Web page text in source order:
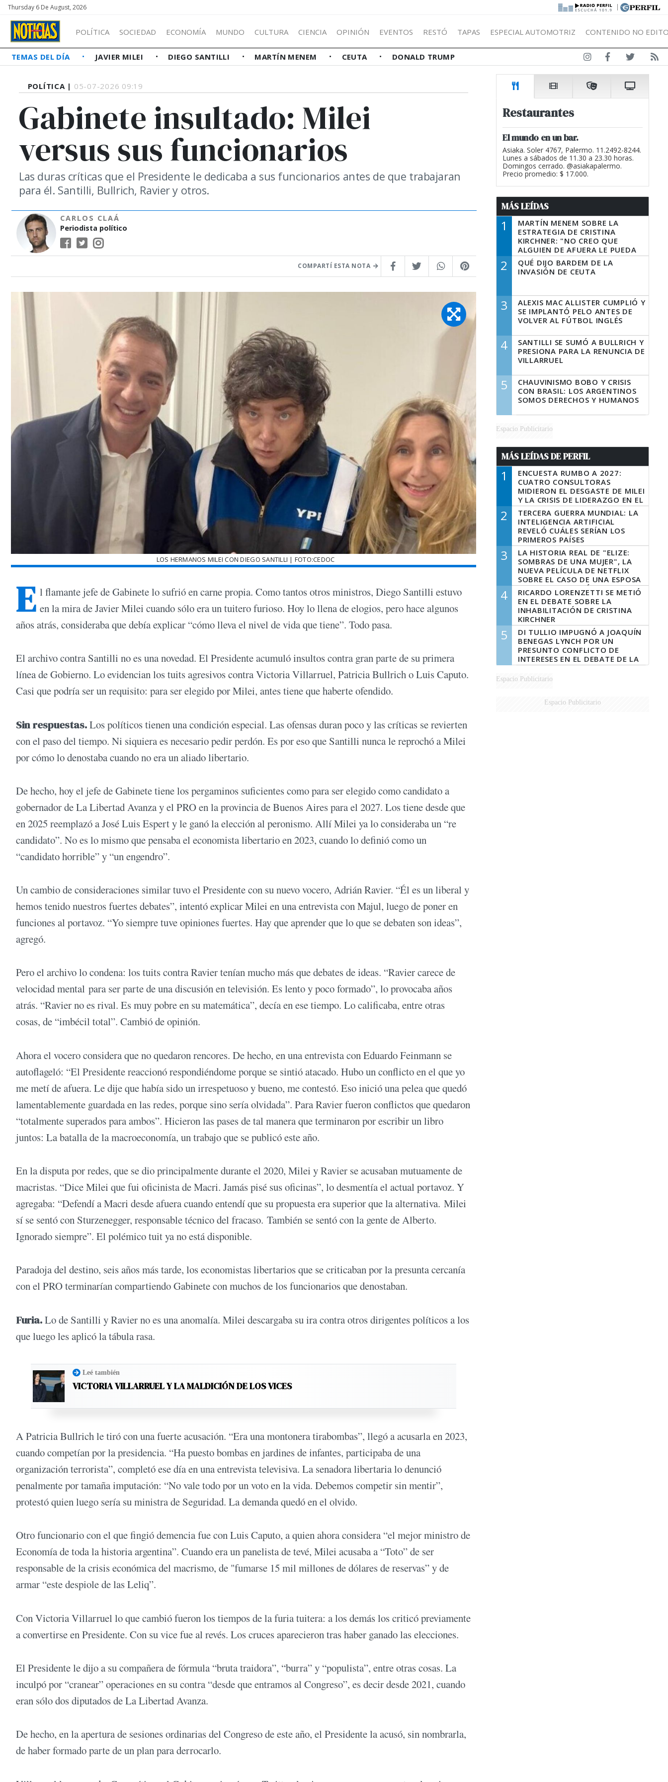
Thursday 6 De August, 2026 |
POLÍTICA SOCIEDAD ECONOMÍA MUNDO CULTURA CIENCIA OPINIÓN EVENTOS RESTÓ TAPAS ESPECIAL AUTOMOTRIZ CONTENIDO NO
TEMAS DEL DÍA JAVIER MILEI DIEGO SANTILLI MARTÍN MENEM CEUTA DONALD TRUMP
POLÍTICA | 05-07-2026 09:19
Gabinete insultado: Milei
versus sus funcionarios
Las duras críticas que el Presidente le dedicaba a sus funcionarios antes de que trabajaran
para él. Santilli, Bullrich, Ravier y otros.
CARLOS CLAÁ
Periodista político
COMPARTÍ ESTA NOTA
LOS HERMANOS MILEI CON DIEGO SANTILLI | FOTO:CEDOC
E l flamante jefe de Gabinete lo sufrió en carne propia. Como tantos otros ministros, Diego Santilli estuvo
en la mira de Javier Milei cuando sólo era un tuitero furioso. Hoy lo llena de elogios, pero hace algunos
años atrás, consideraba que debía explicar “cómo lleva el nivel de vida que tiene”. Todo pasa.
El archivo contra Santilli no es una novedad. El Presidente acumuló insultos contra gran parte de su primera
línea de Gobierno. Lo evidencian los tuits agresivos contra Victoria Villarruel, Patricia Bullrich o Luis Caputo.
Casi que podría ser un requisito: para ser elegido por Milei, antes tiene que haberte ofendido.
Sin respuestas.Los políticos tienen una condición especial. Las ofensas duran poco y las críticas se revierten
con el paso del tiempo. Ni siquiera es necesario pedir perdón. Es por eso que Santilli nunca le reprochó a Milei
por cómo lo denostaba cuando no era un aliado libertario.
De hecho, hoy el jefe de Gabinete tiene los pergaminos suficientes como para ser elegido como candidato a
gobernador de La Libertad Avanza y el PRO en la provincia de Buenos Aires para el 2027. Los tiene desde que
en 2025 reemplazó a José Luis Espert y le ganó la elección al peronismo. Allí Milei ya lo consideraba un “re
candidato”. No es lo mismo que pensaba el economista libertario en 2023, cuando lo definió como un
“candidato horrible” y “un engendro”.
Un cambio de consideraciones similar tuvo el Presidente con su nuevo vocero, Adrián Ravier. “Él es un liberal y
hemos tenido nuestros fuertes debates”, intentó explicar Milei en una entrevista con Majul, luego de poner en
funciones al portavoz. “Yo siempre tuve opiniones fuertes. Hay que aprender que lo que se debaten son ideas”,
agregó.
Pero el archivo lo condena: los tuits contra Ravier tenían mucho más que debates de ideas. “Ravier carece de
velocidad mental para ser parte de una discusión en televisión. Es lento y poco formado”, lo provocaba años
atrás. “Ravier no es rival. Es muy pobre en su matemática”, decía en ese tiempo. Lo calificaba, entre otras
cosas, de “imbécil total”. Cambió de opinión.
Ahora el vocero considera que no quedaron rencores. De hecho, en una entrevista con Eduardo Feinmann se
autoflageló: “El Presidente reaccionó respondiéndome porque se sintió atacado. Hubo un conflicto en el que yo
me metí de afuera. Le dije que había sido un irrespetuoso y bueno, me contestó. Eso inició una pelea que quedó
lamentablemente guardada en las redes, porque sino sería olvidada”. Para Ravier fueron conflictos que quedaron
“totalmente superados para ambos”. Hicieron las pases de tal manera que terminaron por escribir un libro
juntos: La batalla de la macroeconomía, un trabajo que se publicó este año.
En la disputa por redes, que se dio principalmente durante el 2020, Milei y Ravier se acusaban mutuamente de
macristas. “Dice Milei que fui oficinista de Macri. Jamás pisé sus oficinas”, lo desmentía el actual portavoz. Y
agregaba: “Defendí a Macri desde afuera cuando entendí que su propuesta era superior que la alternativa. Milei
sí se sentó con Sturzenegger, responsable técnico del fracaso. También se sentó con la gente de Alberto.
Ignorado siempre”. El polémico tuit ya no está disponible.
Paradoja del destino, seis años más tarde, los economistas libertarios que se criticaban por la presunta cercanía
con el PRO terminarían compartiendo Gabinete con muchos de los funcionarios que denostaban.
Furia.Lo de Santilli y Ravier no es una anomalía. Milei descargaba su ira contra otros dirigentes políticos a los
que luego les aplicó la tábula rasa.
Leé también
VICTORIA VILLARRUEL Y LA MALDICIÓN DE LOS VICES
A Patricia Bullrich le tiró con una fuerte acusación. “Era una montonera tirabombas”, llegó a acusarla en 2023,
cuando competían por la presidencia. “Ha puesto bombas en jardines de infantes, participaba de una
organización terrorista”, completó ese día en una entrevista televisiva. La senadora libertaria lo denunció
penalmente por tamaña imputación: “No vale todo por un voto en la vida. Debemos competir sin mentir”,
protestó quien luego sería su ministra de Seguridad. La demanda quedó en el olvido.
Otro funcionario con el que fingió demencia fue con Luis Caputo, a quien ahora considera “el mejor ministro de
Economía de toda la historia argentina”. Cuando era un panelista de tevé, Milei acusaba a “Toto” de ser
responsable de la crisis económica del macrismo, de "fumarse 15 mil millones de dólares de reservas” y de
armar “este despiole de las Leliq”.
Con Victoria Villarruel lo que cambió fueron los tiempos de la furia tuitera: a los demás los criticó previamente
a convertirse en Presidente. Con su vice fue al revés. Los cruces aparecieron tras haber ganado las elecciones.
El Presidente le dijo a su compañera de fórmula “bruta traidora”, “burra” y “populista”, entre otras cosas. La
inculpó por “cranear” operaciones en su contra “desde que entramos al Congreso”, es decir desde 2021, cuando
eran sólo dos diputados de La Libertad Avanza.
De hecho, en la apertura de sesiones ordinarias del Congreso de este año, el Presidente la acusó, sin nombrarla,
de haber formado parte de un plan para derrocarlo.
Restaurantes
El mundo en un bar.
Asiaka. Soler 4767, Palermo. 11.2492-8244.
Lunes a sábados de 11.30 a 23.30 horas.
Domingos cerrado. @asiakapalermo.
Precio promedio: $ 17.000.
MÁS LEÍDAS
1
MARTÍN MENEM SOBRE LA
ESTRATEGIA DE CRISTINA
KIRCHNER: "NO CREO QUE
ALGUIEN DE AFUERA LE PUEDA
DECIR A LA JUSTICIA LO QUE
TIENE QUE HACER"
2
QUÉ DIJO BARDEM DE LA
INVASIÓN DE CEUTA
3
ALEXIS MAC ALLISTER CUMPLIÓ Y
SE IMPLANTÓ PELO ANTES DE
VOLVER AL FÚTBOL INGLÉS
4
SANTILLI SE SUMÓ A BULLRICH Y
PRESIONA PARA LA RENUNCIA DE
VILLARRUEL
5
CHAUVINISMO BOBO Y CRISIS
CON BRASIL: LOS ARGENTINOS
SOMOS DERECHOS Y HUMANOS
Espacio Publicitario
MÁS LEÍDAS DE PERFIL
1
ENCUESTA RUMBO A 2027:
CUATRO CONSULTORAS
MIDIERON EL DESGASTE DE MILEI
Y LA CRISIS DE LIDERAZGO EN EL
PERONISMO
2
TERCERA GUERRA MUNDIAL: LA
INTELIGENCIA ARTIFICIAL
REVELÓ CUÁLES SERÍAN LOS
PRIMEROS PAÍSES
LATINOAMERICANOS EN SER
DERROTADOS
3
LA HISTORIA REAL DE "ELIZE:
SOMBRAS DE UNA MUJER", LA
NUEVA PELÍCULA DE NETFLIX
SOBRE EL CASO DE UNA ESPOSA
QUE DESCUARTIZÓ A SU
MARIDO
4
RICARDO LORENZETTI SE METIÓ
EN EL DEBATE SOBRE LA
INHABILITACIÓN DE CRISTINA
KIRCHNER
5
DI TULLIO IMPUGNÓ A JOAQUÍN
BENEGAS LYNCH POR UN
PRESUNTO CONFLICTO DE
INTERESES EN EL DEBATE DE LA
LEY DE TIERRAS
Espacio Publicitario
Espacio Publicitario